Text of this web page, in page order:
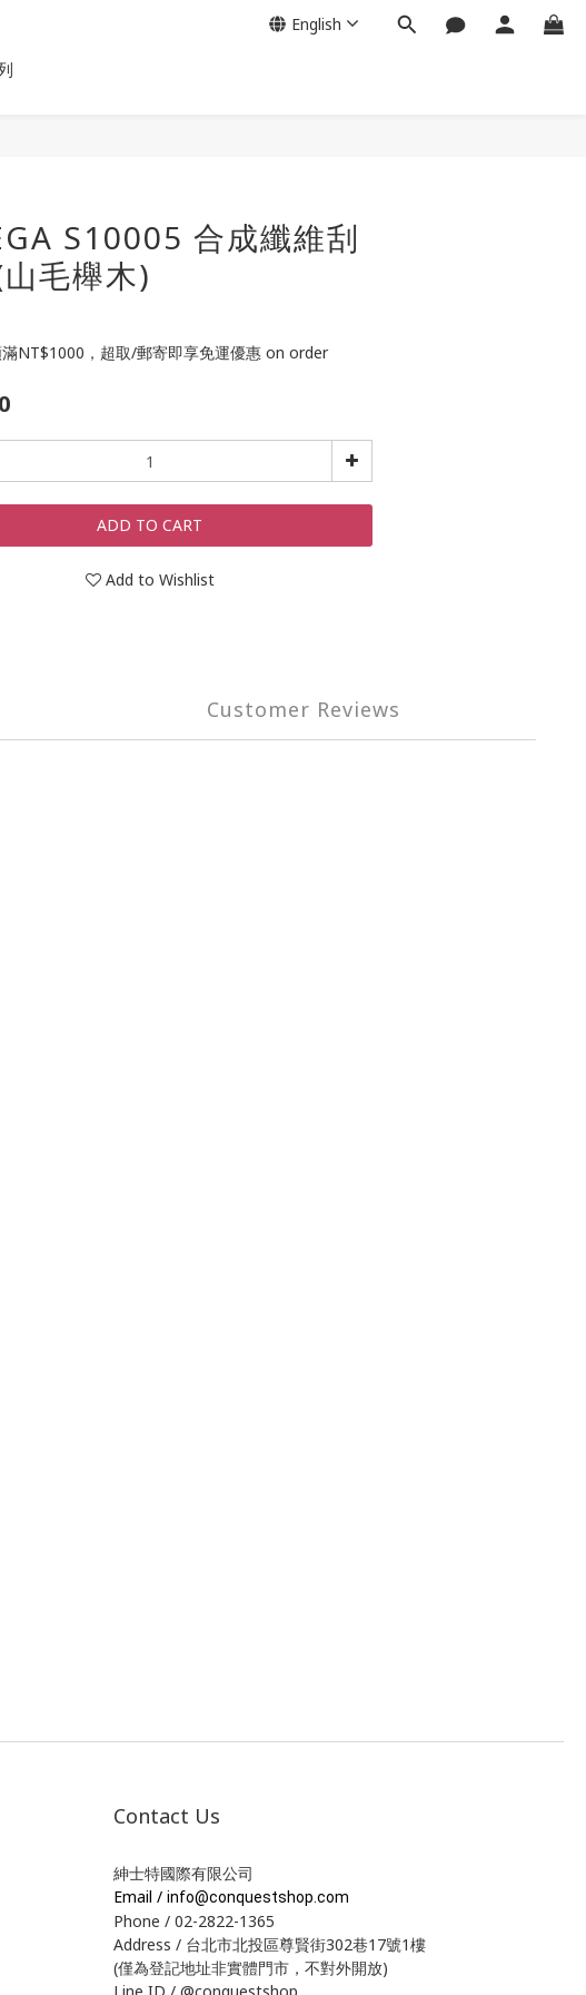
English
S10005 合成纖維刮
毛櫸木)
NT$1000，超取/郵寄即享免運優惠 on order
ADD TO CART
Add to Wishlist
Customer Reviews
Contact Us
紳士特國際有限公司
Email / info@conquestshop.com
Phone / 02-2822-1365
Address / 台北市北投區尊賢街302巷17號1樓
(僅為登記地址非實體門市，不對外開放)